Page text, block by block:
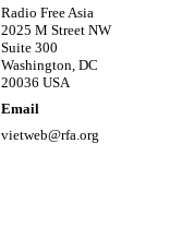
Radio Free Asia
2025 M Street NW
Suite 300
Washington, DC
20036 USA
Email
vietweb@rfa.org